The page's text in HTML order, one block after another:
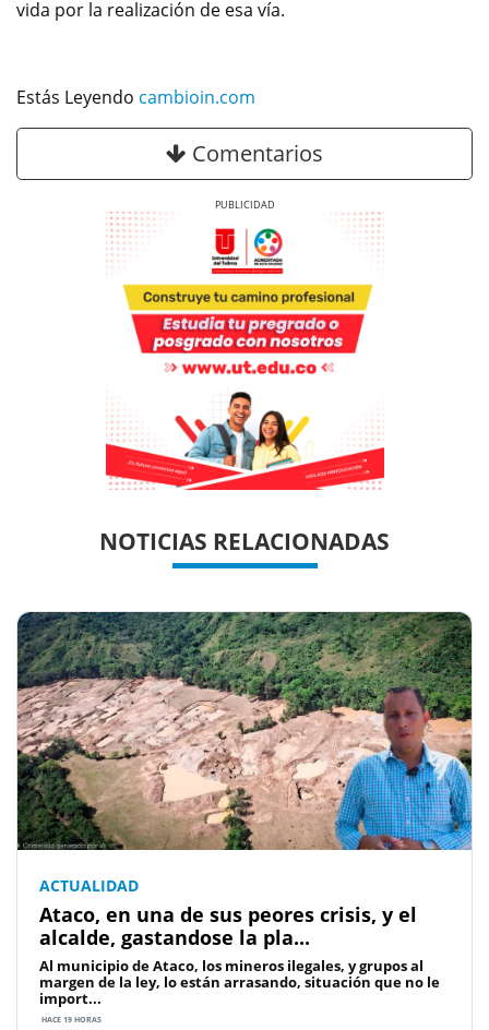
vida por la realización de esa vía.
Estás Leyendo cambioin.com
Comentarios
NOTICIAS RELACIONADAS
ACTUALIDAD
Ataco, en una de sus peores crisis, y el
alcalde, gastandose la pla...
Al municipio de Ataco, los mineros ilegales, y grupos al
margen de la ley, lo están arrasando, situación que no le
import...
HACE 19 HORAS